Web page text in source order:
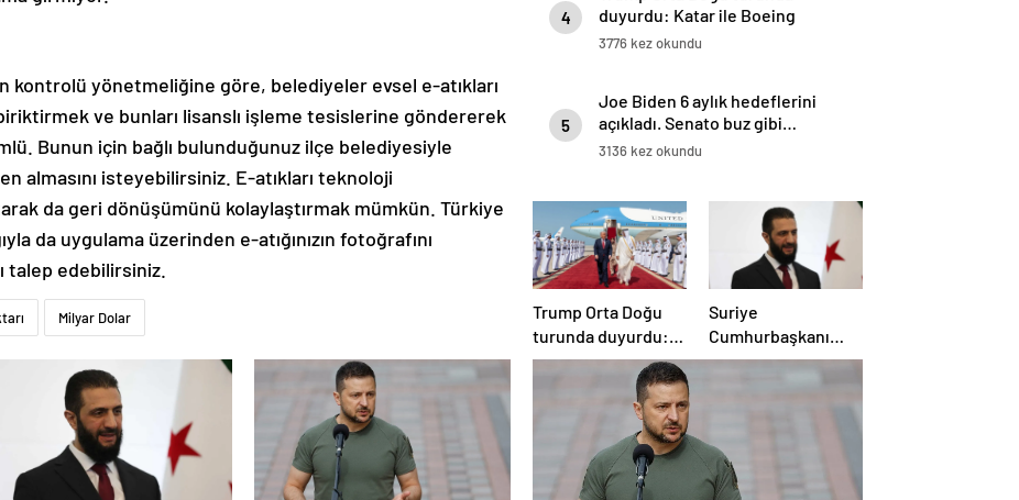
kontrolü yönetmeliğine göre, belediyeler evsel e-atıkları
ve bunları lisanslı işleme tesislerine göndererek
Bunun için bağlı bulunduğunuz ilçe belediyesiyle
almasını isteyebilirsiniz. E-atıkları teknoloji
da geri dönüşümünü kolaylaştırmak mümkün. Türkiye
da uygulama üzerinden e-atığınızın fotoğrafını
talep edebilirsiniz.
Milyar Dolar
4
duyurdu: Katar ile Boeing
arasında 200 milyar dolarlık
3776 kez okundu
5
Joe Biden 6 aylık hedeflerini
açıkladı. Senato buz gibi…
3136 kez okundu
Trump Orta Doğu
turunda duyurdu:
Katar ile Boeing
arasında 200 milyar
dolarlık anlaşma
Suriye
Cumhurbaşkanı
Şara’dan Başkan